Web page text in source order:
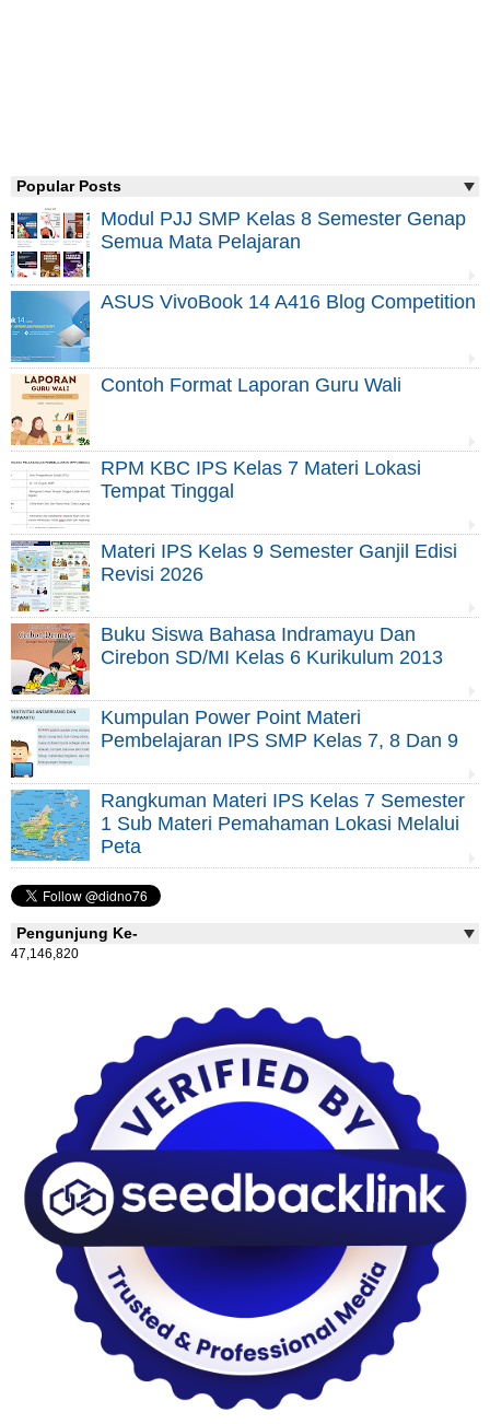
Popular Posts
Modul PJJ SMP Kelas 8 Semester Genap
Semua Mata Pelajaran
ASUS VivoBook 14 A416 Blog Competition
Contoh Format Laporan Guru Wali
RPM KBC IPS Kelas 7 Materi Lokasi
Tempat Tinggal
Materi IPS Kelas 9 Semester Ganjil Edisi
Revisi 2026
Buku Siswa Bahasa Indramayu Dan
Cirebon SD/MI Kelas 6 Kurikulum 2013
Kumpulan Power Point Materi
Pembelajaran IPS SMP Kelas 7, 8 Dan 9
Rangkuman Materi IPS Kelas 7 Semester
1 Sub Materi Pemahaman Lokasi Melalui
Peta
Pengunjung Ke-
47,146,820